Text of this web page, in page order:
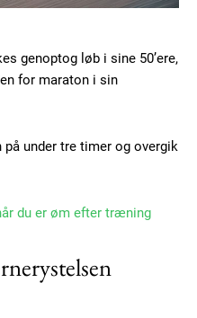
genoptog løb i sine 50’ere,
for maraton i sin
på under tre timer og overgik
du er øm efter træning